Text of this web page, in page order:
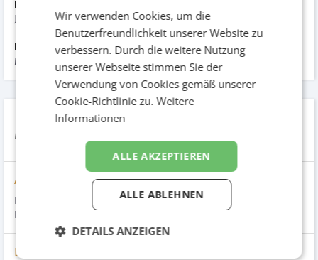
Datum der Umsetzung:
Januar 2026
Hinzugefügt am:
März 2026
Mein AMS
Aufgabenstellung
Die neuen AMS Services für "unterwegs" einem breiten
Publikum bekannt machen
Lösung
Wir verwenden Cookies, um die
Benutzerfreundlichkeit unserer Website zu
verbessern. Durch die weitere Nutzung
unserer Webseite stimmen Sie der
Verwendung von Cookies gemäß unserer
Cookie-Richtlinie zu.Weitere
Informationen
ALLE AKZEPTIEREN
ALLE ABLEHNEN
DETAILS ANZEIGEN